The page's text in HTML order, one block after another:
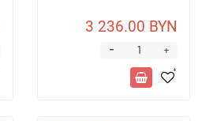
3 236.00 BYN
+
-